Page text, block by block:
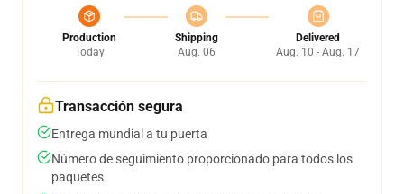
Production
Today
Shipping
Aug. 06
Delivered
Aug. 10 - Aug. 17
Transacción segura
Entrega mundial a tu puerta
Número de seguimiento proporcionado para todos los
paquetes